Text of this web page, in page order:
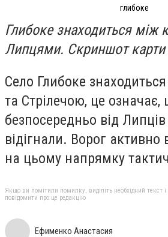
глибоке
Глибоке знаходиться між
Липцями. Скриншот карти
Село Глибоке
та Стрілечою, це означає,
безпосередньо від
відігнали. Ворог активно
на цьому напрямку
Якщо ви помітили помилку, виділіть необхідний текст
повідомити про це редакцію
Ефименко Анастасия